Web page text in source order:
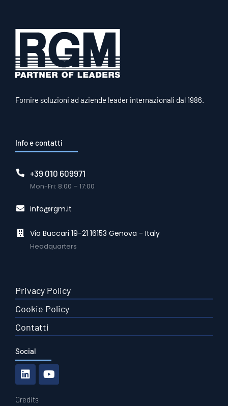
Fornire soluzioni ad aziende leader internazionali dal 1986.
Info e contatti
+39 010 609971
Mon-Fri: 8:00 – 17:00
info@rgm.it
Via Buccari 19-21 16153 Genova - Italy
Headquarters
Privacy Policy
Cookie Policy
Contatti
Social
Credits